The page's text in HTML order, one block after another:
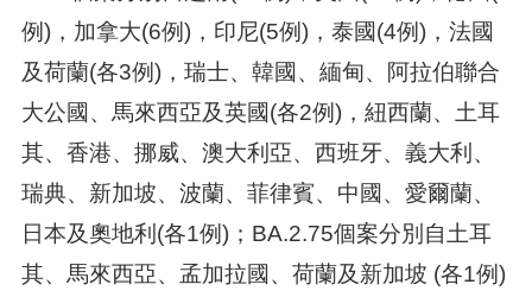
例)，加拿大(6例)，印尼(5例)，泰國(4例)，法國
及荷蘭(各3例)，瑞士、韓國、緬甸、阿拉伯聯合
大公國、馬來西亞及英國(各2例)，紐西蘭、土耳
其、香港、挪威、澳大利亞、西班牙、義大利、
瑞典、新加坡、波蘭、菲律賓、中國、愛爾蘭、
日本及奧地利(各1例)；BA.2.75個案分別自土耳
其、馬來西亞、孟加拉國、荷蘭及新加坡 (各1例)